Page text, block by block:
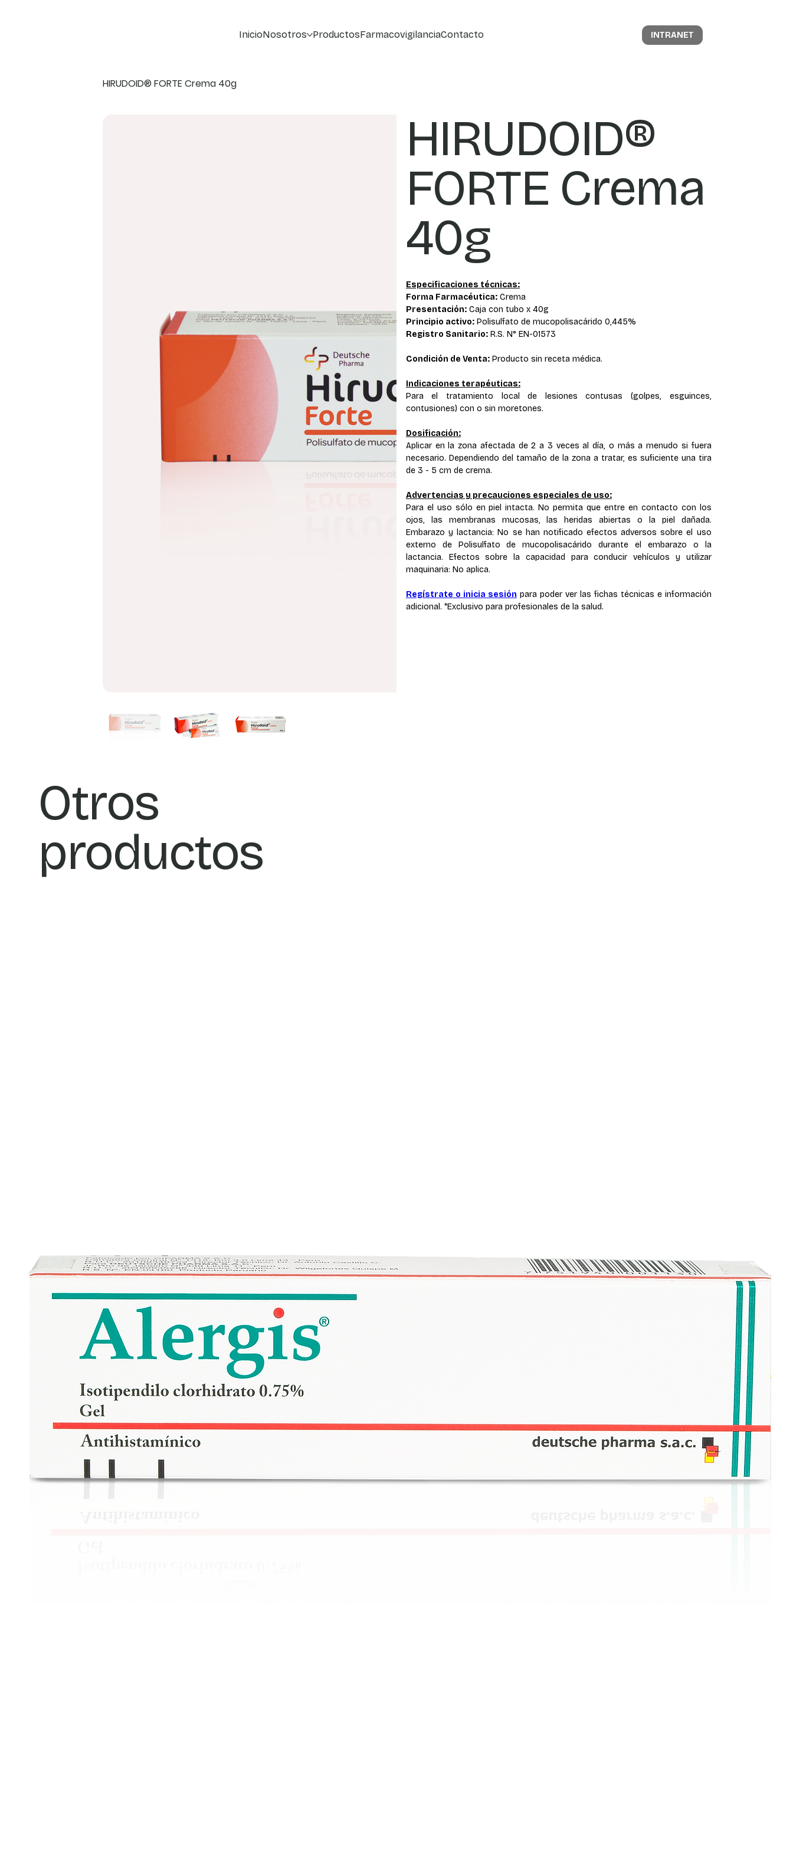
InicioNosotros ProductosFarmacovigilanciaContacto INTRANET
HIRUDOID® FORTE Crema 40g
HIRUDOID®
FORTE Crema
40g
Especificaciones técnicas:
Forma Farmacéutica:Crema
Presentación:Caja con tubo x 40g
Principio activo:Polisulfato de mucopolisacárido 0,445%
Registro Sanitario:R.S. N° EN-01573
Condición de Venta:Producto sin receta médica.
Indicaciones terapéuticas:
Para el tratamiento local de lesiones contusas (golpes, esguinces,
contusiones) con o sin moretones.
Dosificación:
Aplicar en la zona afectada de 2 a 3 veces al día, o más a menudo si fuera
necesario. Dependiendo del tamaño de la zona a tratar, es suficiente una tira
de 3 - 5 cm de crema.
Advertencias y precauciones especiales de uso:
Para el uso sólo en piel intacta. No permita que entre en contacto con los
ojos, las membranas mucosas, las heridas abiertas o la piel dañada.
Embarazo y lactancia: No se han notificado efectos adversos sobre el uso
externo de Polisulfato de mucopolisacárido durante el embarazo o la
lactancia. Efectos sobre la capacidad para conducir vehículos y utilizar
maquinaria: No aplica.
Regístrate o inicia sesión para poder ver las fichas técnicas e información
adicional. *Exclusivo para profesionales de la salud.
Otros
productos